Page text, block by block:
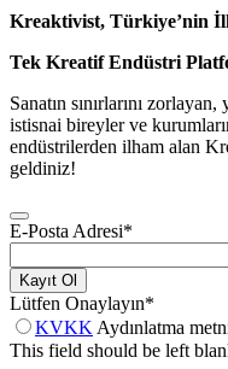
Kreaktivist, Türkiye’nin
Tek Kreatif Endüstri
Sanatın sınırlarını
istisnai bireyler ve
endüstrilerden ilham alan
geldiniz!
E-Posta Adresi*
Kayıt Ol
Lütfen Onaylayın*
KVKK Aydınlatma
This field should be left